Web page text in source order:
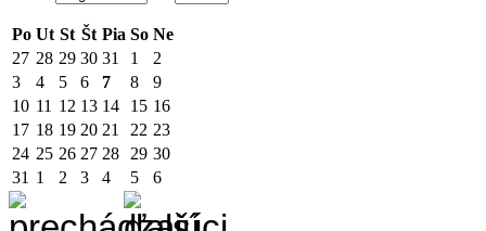
Po Ut St Št Pia So Ne
27 28 29 30 31 1
2
3
4 5 6 7 8
9
10 11 12 13 14 15 16
17 18 19 20 21 22 23
24 25 26 27 28 29 30
31 1 2 3 4 5 6